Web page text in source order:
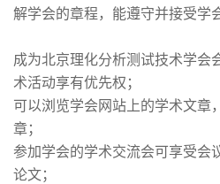
解学会的章程，能遵守并接受学
成为北京理化分析测试技术学会
术活动享有优先权；
可以浏览学会网站上的学术文章
章；
参加学会的学术交流会可享受会
论文；